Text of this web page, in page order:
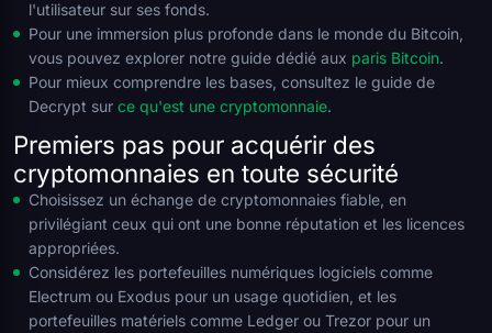
l'utilisateur sur ses fonds.
Pour une immersion plus profonde dans le monde du Bitcoin,
vous pouvez explorer notre guide dédié aux paris Bitcoin.
Pour mieux comprendre les bases, consultez le guide de
Decrypt sur ce qu'est une cryptomonnaie.
Premiers pas pour acquérir des
cryptomonnaies en toute sécurité
Choisissez un échange de cryptomonnaies fiable, en
privilégiant ceux qui ont une bonne réputation et les licences
appropriées.
Considérez les portefeuilles numériques logiciels comme
Electrum ou Exodus pour un usage quotidien, et les
portefeuilles matériels comme Ledger ou Trezor pour un